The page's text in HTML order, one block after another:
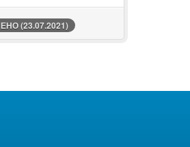
(23.07.2021)